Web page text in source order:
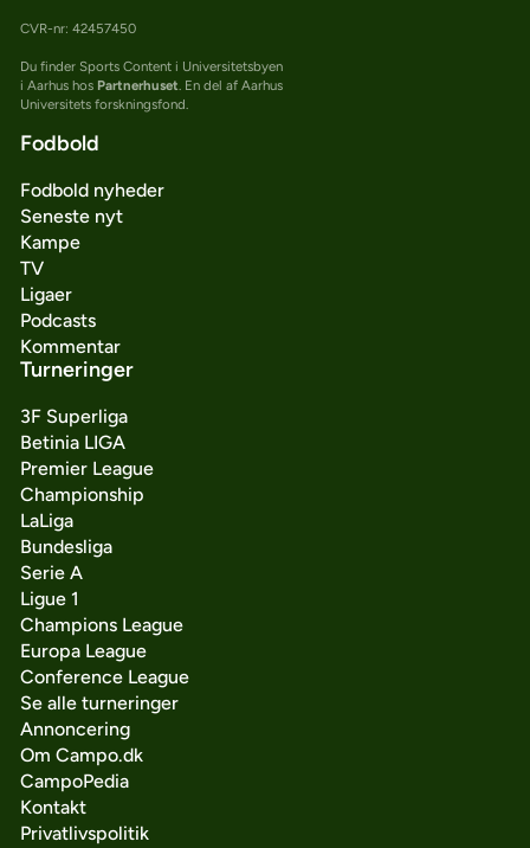
CVR-nr: 42457450
Du finder Sports Content i Universitetsbyen
i Aarhus hos Partnerhuset. En del af Aarhus
Universitets forskningsfond.
Fodbold
Fodbold nyheder
Seneste nyt
Kampe
TV
Ligaer
Podcasts
Kommentar
Turneringer
3F Superliga
Betinia LIGA
Premier League
Championship
LaLiga
Bundesliga
Serie A
Ligue 1
Champions League
Europa League
Conference League
Se alle turneringer
Annoncering
Om Campo.dk
CampoPedia
Kontakt
Privatlivspolitik